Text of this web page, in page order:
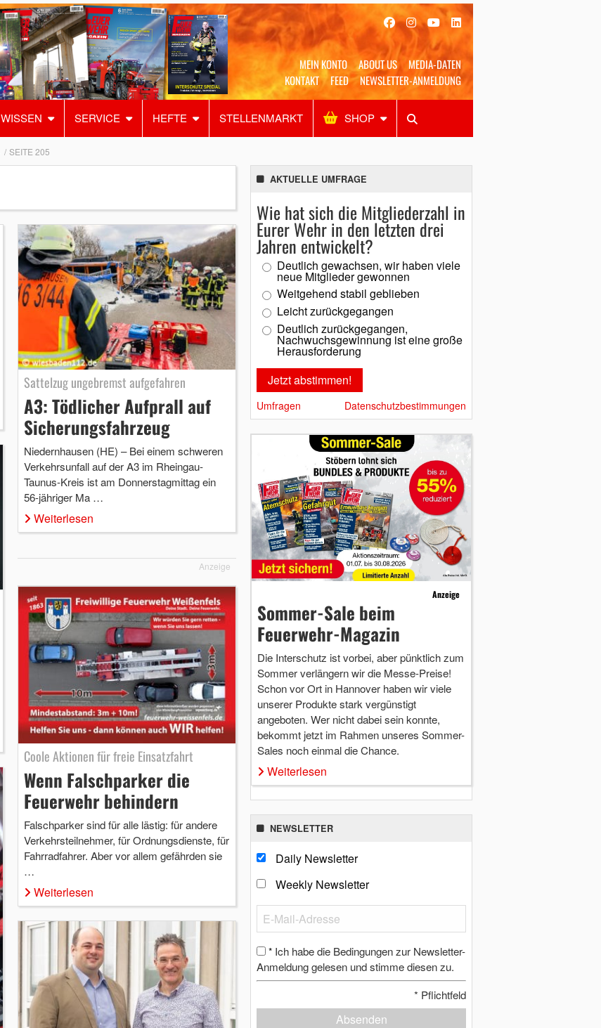
MEIN KONTO ABOUT US
MEDIA-DATEN
KONTAKT
FEED NEWSLETTER-ANMELDUNG
WISSEN SERVICE HEFTE STELLENMARKT SHOP
Alles Shop SUCHEN
SEITE 205
Sattelzug ungebremst aufgefahren
A3: Tödlicher Aufprall auf
Sicherungsfahrzeug
Niedernhausen (HE) – Bei einem schweren
Verkehrsunfall auf der A3 im Rheingau-
Taunus-Kreis ist am Donnerstagmittag ein
56-jähriger Ma …
Weiterlesen
Anzeige
Coole Aktionen für freie Einsatzfahrt
Wenn Falschparker die
Feuerwehr behindern
Falschparker sind für alle lästig: für andere
Verkehrsteilnehmer, für Ordnungsdienste, für
Fahrradfahrer. Aber vor allem gefährden sie
…
Weiterlesen
AKTUELLE UMFRAGE
Wie hat sich die Mitgliederzahl in
Eurer Wehr in den letzten drei
Jahren entwickelt?
Deutlich gewachsen, wir haben viele
neue Mitglieder gewonnen
Weitgehend stabil geblieben
Leicht zurückgegangen
Deutlich zurückgegangen,
Nachwuchsgewinnung ist eine große
Herausforderung
Umfragen Datenschutzbestimmungen
Anzeige
Sommer-Sale beim
Feuerwehr-Magazin
Die Interschutz ist vorbei, aber pünktlich zum
Sommer verlängern wir die Messe-Preise!
Schon vor Ort in Hannover haben wir viele
unserer Produkte stark vergünstigt
angeboten. Wer nicht dabei sein konnte,
bekommt jetzt im Rahmen unseres Sommer-
Sales noch einmal die Chance.
Weiterlesen
NEWSLETTER
Daily Newsletter
Weekly Newsletter
* Ich habe die Bedingungen zur Newsletter-
Anmeldung gelesen und stimme diesen zu.
* Pflichtfeld
Absenden